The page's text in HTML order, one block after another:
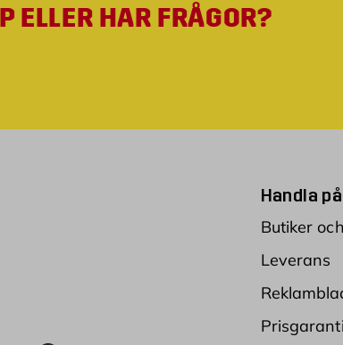
ELLER HAR FRÅGOR?
Handla
Butiker
Leverans
Prisgaranti